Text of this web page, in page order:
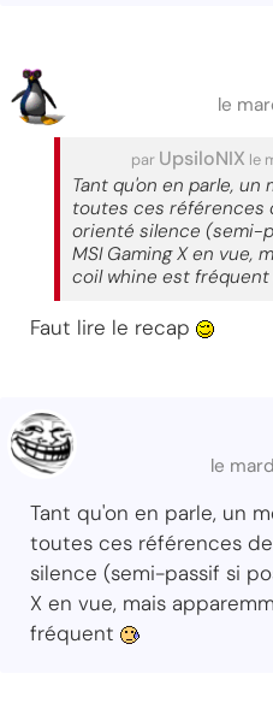
le
par UpsiloNIX le
Tant qu'on en parle,
toutes ces références
orienté silence (semi-
MSI Gaming X en vue,
coil whine est fréquent
Faut lire le recap
le
Tant qu'on en parle, un
toutes ces références
silence (semi-passif si
X en vue, mais
fréquent